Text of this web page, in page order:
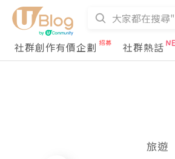
社群創作有價企劃
社群熱話
旅遊